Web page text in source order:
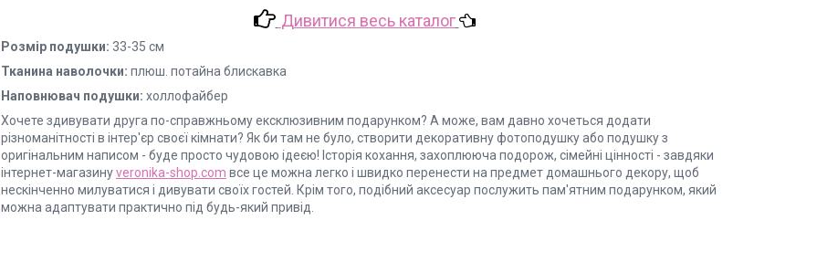
Дивитися весь каталог
Розмір подушки: 33-35 см
Тканина наволочки: плюш. потайна блискавка
Наповнювач подушки: холлофайбер
Хочете здивувати друга по-справжньому ексклюзивним подарунком? А може, вам давно хочеться додати
різноманітності в інтер'єр своєї кімнати? Як би там не було, створити декоративну фотоподушку або подушку з
оригінальним написом - буде просто чудовою ідеєю! Історія кохання, захоплююча подорож, сімейні цінності - завдяки
інтернет-магазинуveronika-shop.com все це можна легко і швидко перенести на предмет домашнього декору, щоб
нескінченно милуватися і дивувати своїх гостей. Крім того, подібний аксесуар послужить пам'ятним подарунком, який
можна адаптувати практично під будь-який привід.